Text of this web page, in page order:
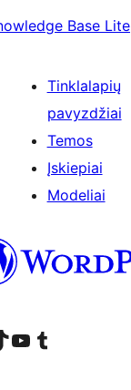
Base Lite
Tinklalapių
pavyzdžiai
Temos
Įskiepiai
Modeliai
account
mūsų TikTok paskyroje
Visit our YouTube channel
Apsilankykite mūsų Tumblr paskyroje